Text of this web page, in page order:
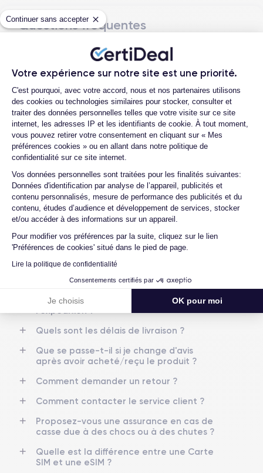
Continuer sans accepter
Votre expérience sur notre site est une priorité.
Plateforme de Gestion du
C'est pourquoi, avec votre accord, nous et nos partenaires utilisons
des cookies ou technologies similaires pour stocker, consulter et
traiter des données personnelles telles que votre visite sur ce site
internet, les adresses IP et les identifiants de cookie. À tout moment,
vous pouvez retirer votre consentement en cliquant sur « Mes
préférences cookies » ou en allant dans notre politique de
confidentialité sur ce site internet.
Vos données personnelles sont traitées pour les finalités suivantes:
Données d'identification par analyse de l’appareil, publicités et
contenu personnalisés, mesure de performance des publicités et du
contenu, études d’audience et développement de services, stocker
et/ou accéder à des informations sur un appareil.
Pour modifier vos préférences par la suite, cliquez sur le lien
'Préférences de cookies' situé dans le pied de page.
Lire la politique de confidentialité
Consentements certifiés par
Je choisis OK pour moi
Axeptio consent
Dimensions et poids iPhone 13 Mini
Système exploitation
Dimensions
131.5×64.2×7.65 mm
Poids
140 g
OLED 5.4 pouces
Résolution écran
2340 x 1080 pixels
4 Go 128,256,512 Go
Nom de la puce
Puce A15 Bionic
Nombre de cœurs
Nom GPU
GPU 4 cœurs
Fréq. processeur
3.23 GHz
Caméra Frontale
12 Mpx
Résolution vidéo
4K - 3840 x 2160 px
Recharge rapide
Oui, minimum 18W
Batterie
2438 mAh
Type de SIM
Nano-SIM + eSIM
5G Oui, tous opérateurs
Si vous souhaitez en savoir plus sur les caractéristiques de ce
smartphone, consulter lafiche technique de l'iPhone 13 Mini.
Questions fréquentes
Quelle est la différence entre un iPhone
reconditionné ?
Quelle est la durée de vie d'un iPhone 13
Mini reconditionné ?
Quelles sont les options disponibles sur
les batteries ?
Quels sont les accessoires inclus dans la
Quelles garanties offrez-vous sur vos
produits ?
Quels sont vos modes de paiement ?
Est-il possible de payer l'iPhone 13 Mini en
plusieurs fois ?
Que se passe-t-il après avoir passé la
commande ?
Quelle société utilisez-vous pour
l'expédition ?
Quels sont les délais de livraison ?
Que se passe-t-il si je change d'avis
après avoir acheté/reçu le produit ?
Comment demander un retour ?
Comment contacter le service client ?
Proposez-vous une assurance en cas de
casse due à des chocs ou à des chutes ?
Quelle est la différence entre une Carte
SIM et une eSIM ?